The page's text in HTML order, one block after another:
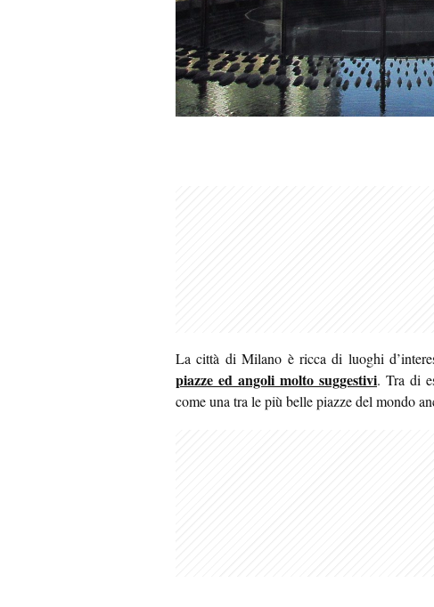
La città di Milano è ricca di luoghi
piazze ed angoli molto suggestivi. Tra di
come una tra le più belle piazze del mondo